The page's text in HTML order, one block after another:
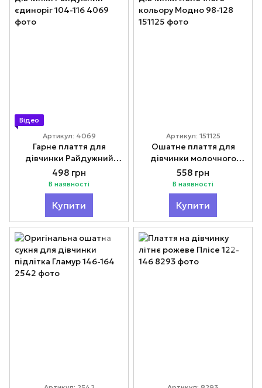
Відео
Артикул: 4069
Гарне плаття для
дівчинки Райдужний
єдиноріг 104-116
498 грн
В наявності
Купити
Артикул: 151125
Ошатне плаття для
дівчинки молочного
кольору Модно 98-128
558 грн
В наявності
Купити